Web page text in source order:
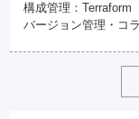
構成管理：Terraform
バージョン管理・コ